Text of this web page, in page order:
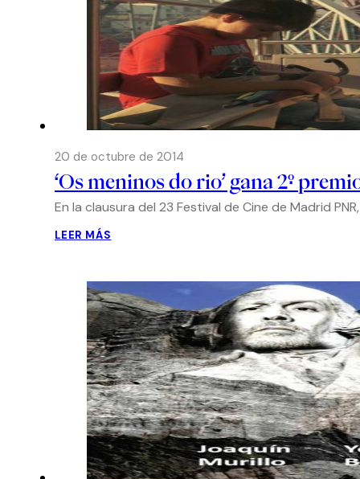
20 de octubre de 2014
‘Os meninos do rio’ gana 2º
En la clausura del 23 Festival de Cine de Madrid
LEER MÁS